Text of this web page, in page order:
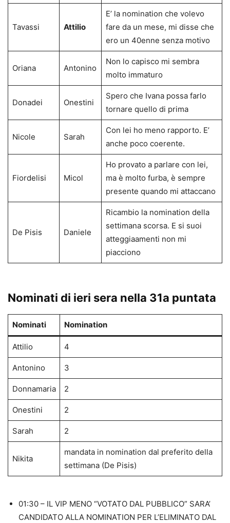
Tavassi Attilio
E’ la nomination che volevo
fare da un mese, mi disse che
ero un 40enne senza motivo
Oriana Antonino
Non lo capisco mi sembra
molto immaturo
Donadei Onestini
Spero che Ivana possa farlo
tornare quello di prima
Nicole Sarah
Con lei ho meno rapporto. E’
anche poco coerente.
Fiordelisi Micol
Ho provato a parlare con lei,
ma è molto furba, è sempre
presente quando mi attaccano
De Pisis Daniele
Ricambio la nomination della
settimana scorsa. E si suoi
atteggiaamenti non mi
piacciono
Nominati di ieri sera nella 31a puntata
Nominati Nomination
Attilio 4
Antonino 3
Donnamaria 2
Onestini 2
Sarah 2
Nikita
mandata in nomination dal preferito della
settimana (De Pisis)
01:30 – IL VIP MENO “VOTATO DAL PUBBLICO” SARA’
CANDIDATO ALLA NOMINATION PER L’ELIMINATO DAL